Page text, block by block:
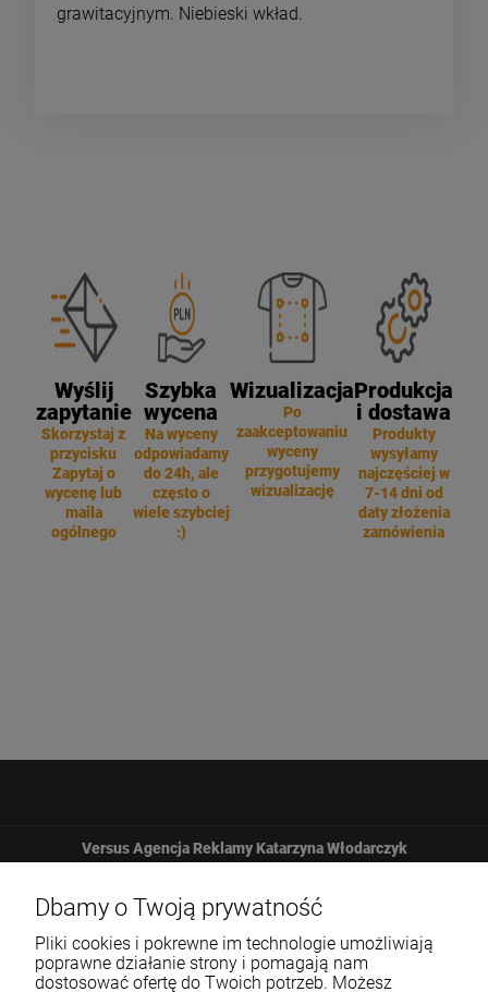
grawitacyjnym. Niebieski wkład.
Wyślij
zapytanie
Skorzystaj z
przycisku
Zapytaj o
wycenę lub
maila
ogólnego
Szybka
wycena
Na wyceny
odpowiadamy
do 24h, ale
często o
wiele szybciej
:)
Wizualizacja
Po
zaakceptowaniu
wyceny
przygotujemy
wizualizację
Produkcja
i dostawa
Produkty
wysyłamy
najczęściej w
7-14 dni od
daty złożenia
zamówienia
Versus Agencja Reklamy Katarzyna Włodarczyk
Żbicka 161
32-065 Krzeszowice
Dbamy o Twoją prywatność
Pliki cookies i pokrewne im technologie umożliwiają
poprawne działanie strony i pomagają nam
dostosować ofertę do Twoich potrzeb. Możesz